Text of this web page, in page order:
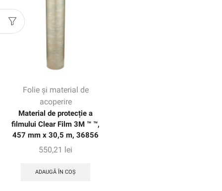
Folie și material de
acoperire
Material de protecție a
filmului Clear Film 3M ™ ™,
457 mm x 30,5 m, 36856
550,21 lei
ADAUGĂ ÎN COȘ